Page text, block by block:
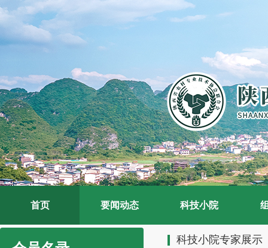
首页 要闻动态 科技小院
科技小院专家展示